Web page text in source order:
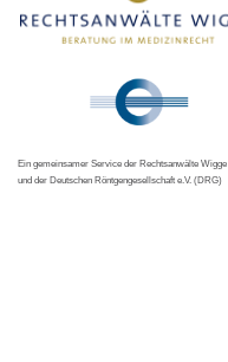
Ein gemeinsamer Service der Rechtsanwälte Wigge
und der Deutschen Röntgengesellschaft e.V. (DRG)